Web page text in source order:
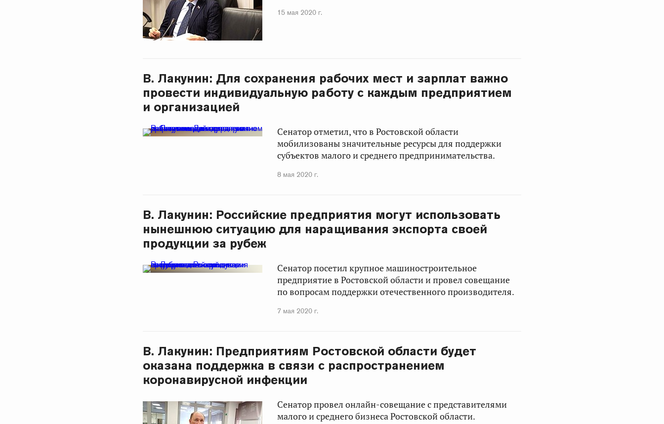
15 мая 2020 г.
В. Лакунин: Для сохранения рабочих мест и зарплат важно
провести индивидуальную работу с каждым предприятием
и организацией
Сенатор отметил, что в Ростовской области
мобилизованы значительные ресурсы для поддержки
субъектов малого и среднего предпринимательства.
8 мая 2020 г.
В. Лакунин: Российские предприятия могут использовать
нынешнюю ситуацию для наращивания экспорта своей
продукции за рубеж
Сенатор посетил крупное машиностроительное
предприятие в Ростовской области и провел совещание
по вопросам поддержки отечественного производителя.
7 мая 2020 г.
В. Лакунин: Предприятиям Ростовской области будет
оказана поддержка в связи с распространением
коронавирусной инфекции
Сенатор провел онлайн-совещание с представителями
малого и среднего бизнеса Ростовской области.